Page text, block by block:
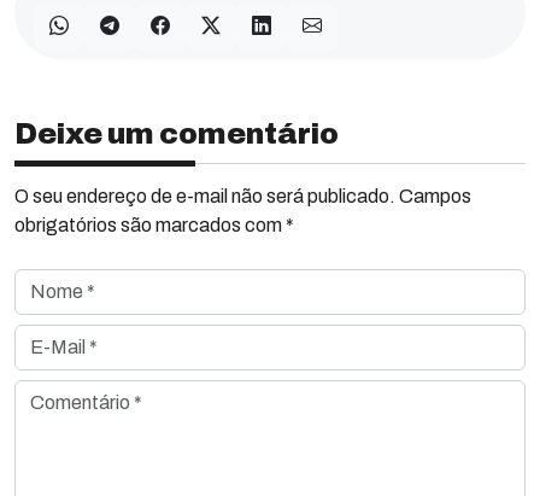
Deixe um comentário
O seu endereço de e-mail não será publicado. Campos
obrigatórios são marcados com *
Nome *
E-Mail *
Comentário *